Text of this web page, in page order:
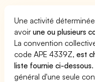
Une activité
avoirune ou plusieurs
La convention
code APE 4339Z,est
liste fournie ci-dessous
général d'une seule